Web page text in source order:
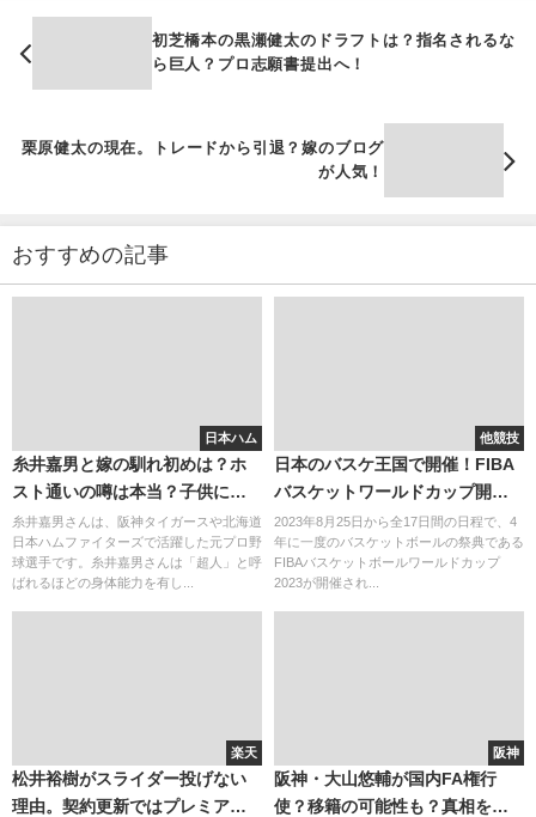
初芝橋本の黒瀬健太のドラフトは？指名されるな
ら巨人？プロ志願書提出へ！
栗原健太の現在。トレードから引退？嫁のブログ
が人気！
おすすめの記事
日本ハム
糸井嘉男と嫁の馴れ初めは？ホ
スト通いの噂は本当？子供につ
いても
糸井嘉男さんは、阪神タイガースや北海道
日本ハムファイターズで活躍した元プロ野
球選手です。糸井嘉男さんは「超人」と呼
ばれるほどの身体能力を有し...
他競技
日本のバスケ王国で開催！FIBA
バスケットワールドカップ開催
地はどこ？
2023年8月25日から全17日間の日程で、4
年に一度のバスケットボールの祭典である
FIBAバスケットボールワールドカップ
2023が開催され...
楽天
松井裕樹がスライダー投げない
理由。契約更新ではプレミア１
阪神
阪神・大山悠輔が国内FA権行
使？移籍の可能性も？真相を解